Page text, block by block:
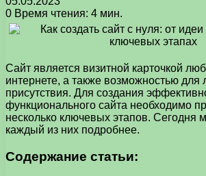
0 Время чтения: 4 мин.
Сайт является визитной карточкой
интернете, а также возможностью для
присутствия. Для создания
функционального сайта необходимо
несколько ключевых этапов. Сегодня
каждый из них подробнее.
Содержание статьи: